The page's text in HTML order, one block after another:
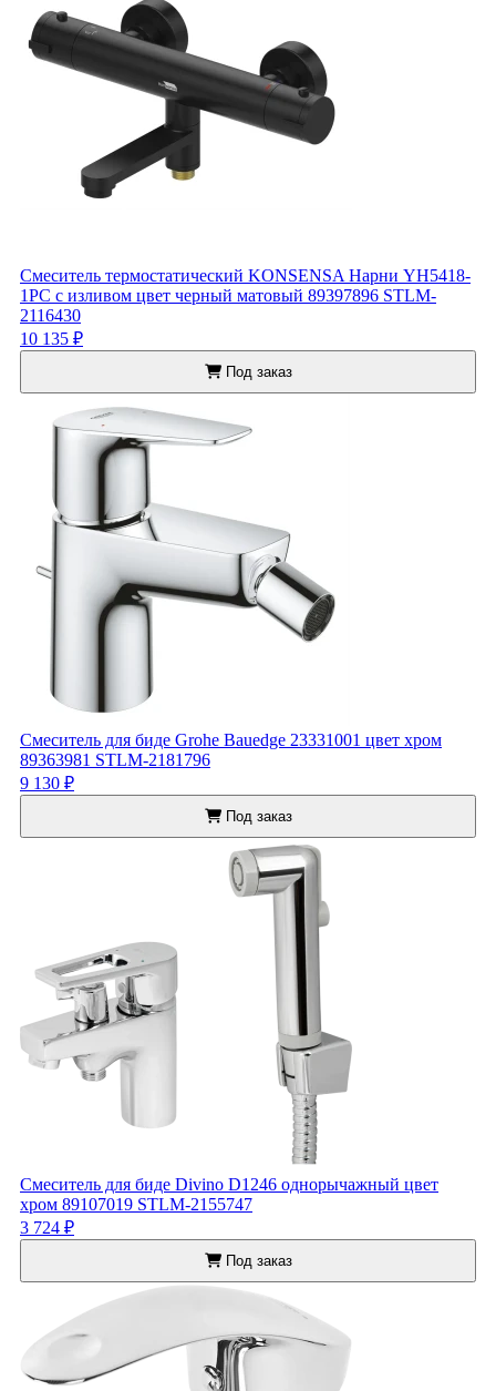
Смеситель термостатический KONSENSA Нарни YH5418-
1PC с изливом цвет черный матовый 89397896 STLM-
2116430
10 135 ₽
Под заказ
Смеситель для биде Grohe Bauedge 23331001 цвет хром
89363981 STLM-2181796
9 130 ₽
Под заказ
Смеситель для биде Divino D1246 однорычажный цвет
хром 89107019 STLM-2155747
3 724 ₽
Под заказ